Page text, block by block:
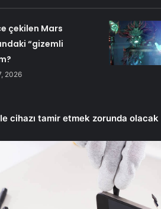
çekilen Mars
“gizemli
2026
cihazı tamir etmek zorunda olacak